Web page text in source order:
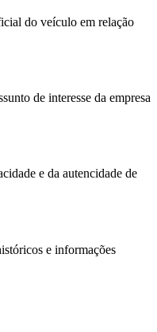
do veículo em relação
de interesse da empresa
e da autencidade de
e informações